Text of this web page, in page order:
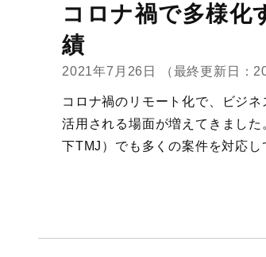
コロナ禍で多様化
績
2021年7月26日 （最終更新日：
コロナ禍のリモート化で、ビジ
活用される場面が増えてきまし
下TMJ）でも多くの案件を対応し